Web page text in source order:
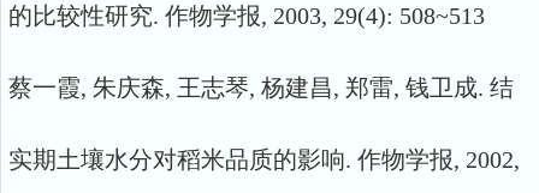
的比较性研究. 作物学报, 2003, 29(4): 508~513
蔡一霞, 朱庆森, 王志琴, 杨建昌, 郑雷, 钱卫成. 结
实期土壤水分对稻米品质的影响. 作物学报, 2002,